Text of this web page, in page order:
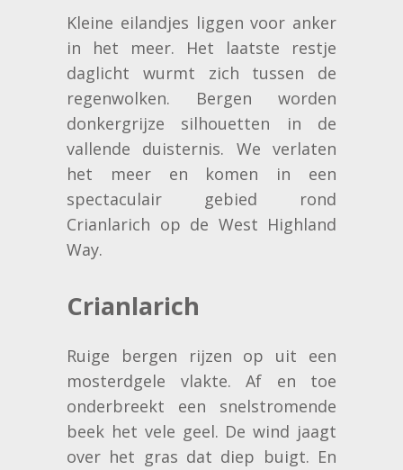
Kleine eilandjes liggen voor anker
in het meer. Het laatste restje
daglicht wurmt zich tussen de
regenwolken. Bergen worden
donkergrijze silhouetten in de
vallende duisternis. We verlaten
het meer en komen in een
spectaculair gebied rond
Crianlarich op de West Highland
Way.
Crianlarich
Ruige bergen rijzen op uit een
mosterdgele vlakte. Af en toe
onderbreekt een snelstromende
beek het vele geel. De wind jaagt
over het gras dat diep buigt. En